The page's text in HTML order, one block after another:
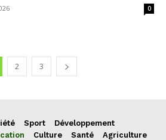
0
2 3
Sport
Développement
Culture Santé Agriculture